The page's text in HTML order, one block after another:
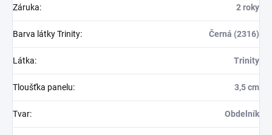
Záruka: 2 roky
Barva látky Trinity: Černá (2316)
Látka: Trinity
Tloušťka panelu: 3,5 cm
Tvar: Obdelník